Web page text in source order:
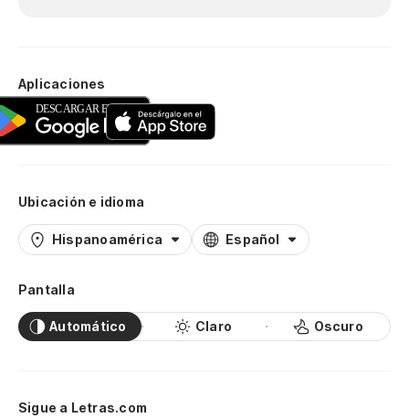
Aplicaciones
Ubicación e idioma
Hispanoamérica Español
Pantalla
Automático Claro Oscuro
Sigue a Letras.com